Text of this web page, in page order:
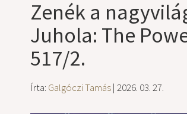
Zenék a
Juhola: The
517/2.
Írta: Galgóczi Tamás| 2026. 03. 27.